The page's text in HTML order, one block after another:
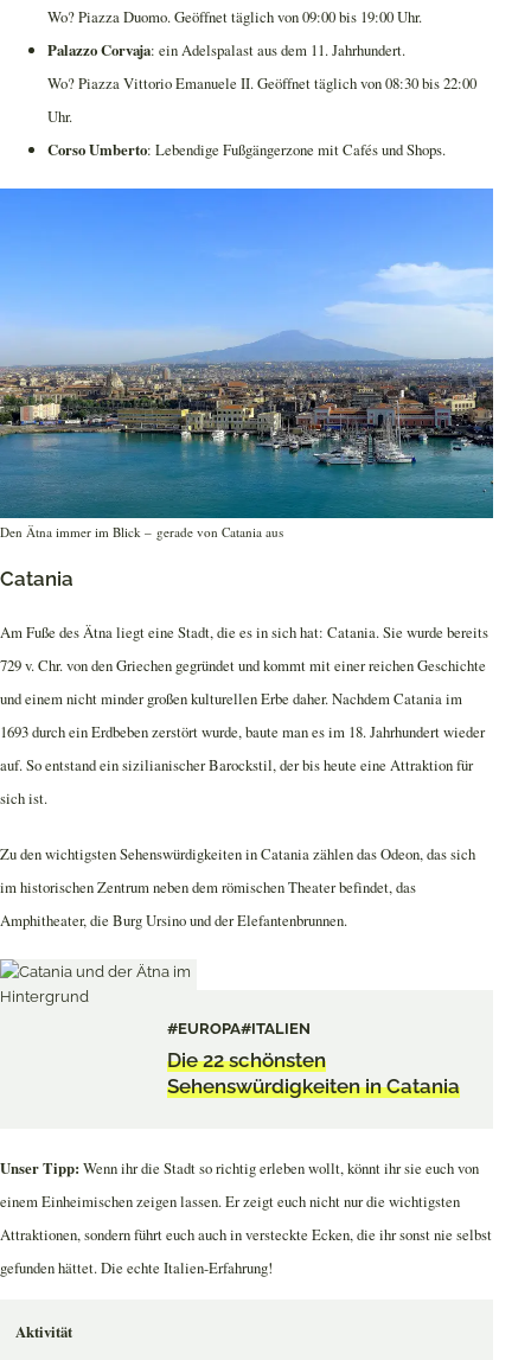
Wo? Piazza Duomo. Geöffnet täglich von 09:00 bis 19:00 Uhr.
Palazzo Corvaja: ein Adelspalast aus dem 11. Jahrhundert.
Wo? Piazza Vittorio Emanuele II. Geöffnet täglich von 08:30 bis 22:00
Uhr.
Corso Umberto: Lebendige Fußgängerzone mit Cafés und Shops.
Den Ätna immer im Blick – gerade von Catania aus
Catania
Am Fuße des Ätna liegt eine Stadt, die es in sich hat: Catania. Sie wurde bereits
729 v. Chr. von den Griechen gegründet und kommt mit einer reichen Geschichte
und einem nicht minder großen kulturellen Erbe daher. Nachdem Catania im
1693 durch ein Erdbeben zerstört wurde, baute man es im 18. Jahrhundert wieder
auf. So entstand ein sizilianischer Barockstil, der bis heute eine Attraktion für
sich ist.
Zu den wichtigsten Sehenswürdigkeiten in Catania zählen das Odeon, das sich
im historischen Zentrum neben dem römischen Theater befindet, das
Amphitheater, die Burg Ursino und der Elefantenbrunnen.
#EUROPA#ITALIEN
Die 22 schönsten
Sehenswürdigkeiten in Catania
Unser Tipp: Wenn ihr die Stadt so richtig erleben wollt, könnt ihr sie euch von
einem Einheimischen zeigen lassen. Er zeigt euch nicht nur die wichtigsten
Attraktionen, sondern führt euch auch in versteckte Ecken, die ihr sonst nie selbst
gefunden hättet. Die echte Italien-Erfahrung!
Aktivität